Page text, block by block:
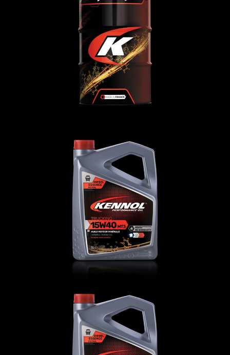
TRUCKING 10W-40 MT9
ГРУЗОВЫЕ ,Моторное-масло
TRUCKING 15W-40 MT3 SHPD
ГРУЗОВЫЕ,Моторное-масло
TRUCKING 20W-50 MV3 SHPD